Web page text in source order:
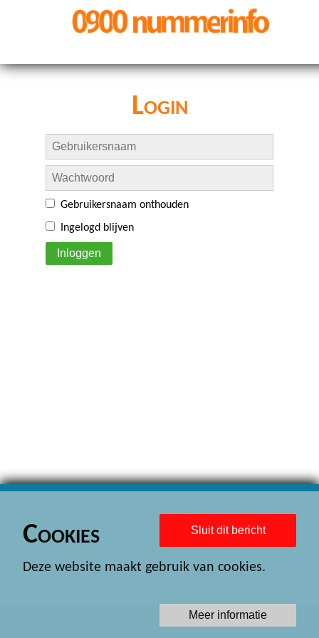
Login
Gebruikersnaam onthouden
Ingelogd blijven
Inloggen
Sluit dit bericht
Cookies
Deze website maakt gebruik van cookies.
Meer informatie